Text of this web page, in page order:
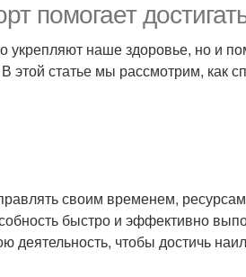
помогает
наше здоровье, но и
этой статье мы рассмотрим, как
своим временем,
быстро и эффективно
деятельность, чтобы достичь